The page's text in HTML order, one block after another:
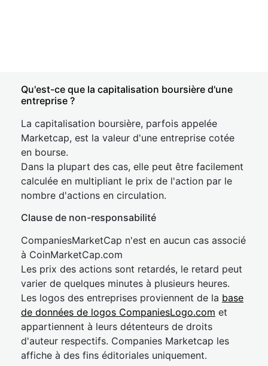
Qu'est-ce que la capitalisation boursière d'une
entreprise ?
La capitalisation boursière, parfois appelée
Marketcap, est la valeur d'une entreprise cotée
en bourse.
Dans la plupart des cas, elle peut être facilement
calculée en multipliant le prix de l'action par le
nombre d'actions en circulation.
Clause de non-responsabilité
CompaniesMarketCap n'est en aucun cas associé
à CoinMarketCap.com
Les prix des actions sont retardés, le retard peut
varier de quelques minutes à plusieurs heures.
Les logos des entreprises proviennent de la base
de données de logos CompaniesLogo.com et
appartiennent à leurs détenteurs de droits
d'auteur respectifs. Companies Marketcap les
affiche à des fins éditoriales uniquement.